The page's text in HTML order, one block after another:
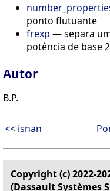
ponto flutuante
frexp — separa
potência de base
Autor
B.P.
<< isnan
Copyright (c) 2022-
(Dassault Systèmes